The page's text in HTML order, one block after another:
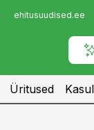
ehitusuudised.ee
Üritused